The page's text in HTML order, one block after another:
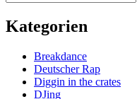
nach:
Kategorien
Breakdance
Deutscher Rap
Diggin in the crates
DJing